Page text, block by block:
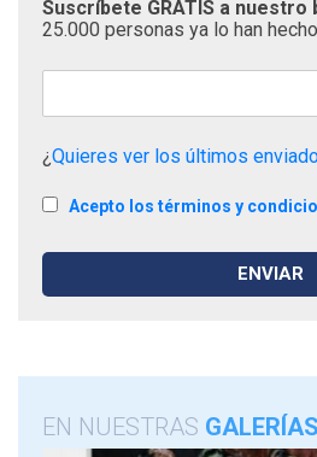
Suscríbete GRATIS a nuestro
25.000 personas ya lo han hecho
¿Quieres ver los últimos
Acepto los términos y
EN NUESTRAS GALERÍAS